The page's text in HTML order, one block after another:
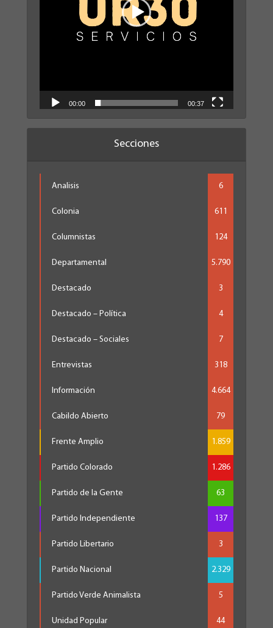
00:00 00:37
Secciones
Analisis 6
Colonia 611
Columnistas 124
Departamental 5.790
Destacado 3
Destacado – Política 4
Destacado – Sociales 7
Entrevistas 318
Información 4.664
Cabildo Abierto 79
Frente Amplio 1.859
Partido Colorado 1.286
Partido de la Gente 63
Partido Independiente 137
Partido Libertario 3
Partido Nacional 2.329
Partido Verde Animalista 5
Unidad Popular 44